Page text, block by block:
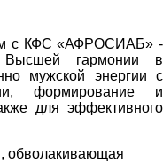
с КФС «АФРОСИАБ» -
Высшей гармонии в
мужской энергии с
формирование и
для эффективного
обволакивающая